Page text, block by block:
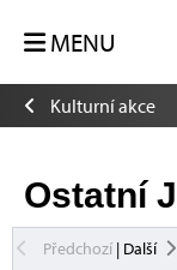
MENU
Kulturní akce
Ostatní
Předchozí| Další